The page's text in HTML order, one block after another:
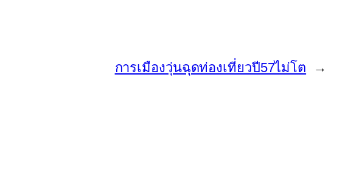
การเมืองวุ่นฉุดท่องเที่ยวปี57ไม่โต →